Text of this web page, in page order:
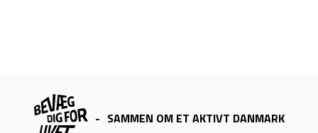
- SAMMEN OM ET AKTIVT DANMARK